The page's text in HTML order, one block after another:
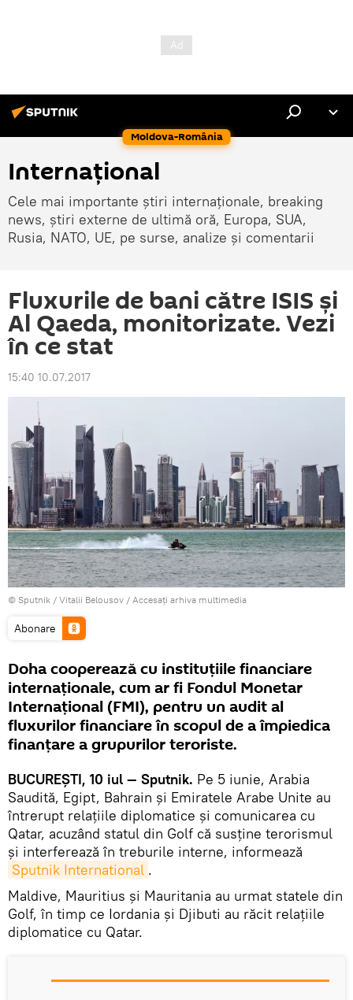
Moldova-România
Internaţional
Cele mai importante știri internaționale, breaking
news, știri externe de ultimă oră, Europa, SUA,
Rusia, NATO, UE, pe surse, analize și comentarii
Fluxurile de bani către ISIS și
Al Qaeda, monitorizate. Vezi
în ce stat
15:40 10.07.2017
© Sputnik / Vitalii Belousov / Accesați arhiva multimedia
Abonare
Doha cooperează cu instituțiile financiare
internaționale, cum ar fi Fondul Monetar
Internațional (FMI), pentru un audit al
fluxurilor financiare în scopul de a împiedica
finanțare a grupurilor teroriste.
BUCUREȘTI, 10 iul — Sputnik. Pe 5 iunie, Arabia
Saudită, Egipt, Bahrain și Emiratele Arabe Unite au
întrerupt relațiile diplomatice și comunicarea cu
Qatar, acuzând statul din Golf că susține terorismul
și interferează în treburile interne, informează
Sputnik International .
Maldive, Mauritius și Mauritania au urmat statele din
Golf, în timp ce Iordania și Djibuti au răcit relațiile
diplomatice cu Qatar.